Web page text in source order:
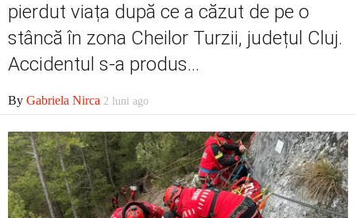
Externe
Economic
pierdut viața după ce a căzut de pe o
stâncă în zona Cheilor Turzii, județul Cluj.
Accidentul s-a produs...
By Gabriela Nirca 2 luni ago